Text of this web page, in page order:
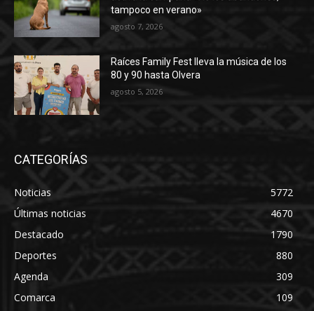
tampoco en verano»
agosto 7, 2026
Raíces Family Fest lleva la música de los
80 y 90 hasta Olvera
agosto 5, 2026
CATEGORÍAS
Noticias
5772
Últimas noticias
4670
Destacado
1790
Deportes
880
Agenda
309
Comarca
109